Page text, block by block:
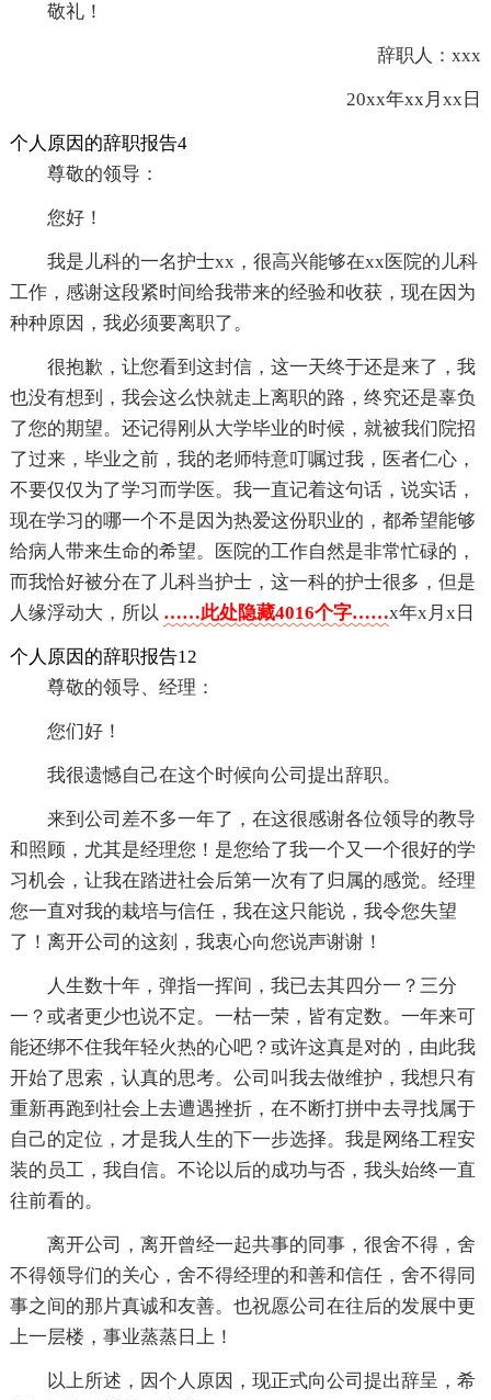
敬礼！
辞职人：xxx
20xx年xx月xx日
个人原因的辞职报告4
尊敬的领导：
您好！
我是儿科的一名护士xx，很高兴能够在xx医院的儿科
工作，感谢这段紧时间给我带来的经验和收获，现在因为
种种原因，我必须要离职了。
很抱歉，让您看到这封信，这一天终于还是来了，我
也没有想到，我会这么快就走上离职的路，终究还是辜负
了您的期望。还记得刚从大学毕业的时候，就被我们院招
了过来，毕业之前，我的老师特意叮嘱过我，医者仁心，
不要仅仅为了学习而学医。我一直记着这句话，说实话，
现在学习的哪一个不是因为热爱这份职业的，都希望能够
给病人带来生命的希望。医院的工作自然是非常忙碌的，
而我恰好被分在了儿科当护士，这一科的护士很多，但是
人缘浮动大，所以 ……此处隐藏4016个字……x年x月x日
个人原因的辞职报告12
尊敬的领导、经理：
您们好！
我很遗憾自己在这个时候向公司提出辞职。
来到公司差不多一年了，在这很感谢各位领导的教导
和照顾，尤其是经理您！是您给了我一个又一个很好的学
习机会，让我在踏进社会后第一次有了归属的感觉。经理
您一直对我的栽培与信任，我在这只能说，我令您失望
了！离开公司的这刻，我衷心向您说声谢谢！
人生数十年，弹指一挥间，我已去其四分一？三分
一？或者更少也说不定。一枯一荣，皆有定数。一年来可
能还绑不住我年轻火热的心吧？或许这真是对的，由此我
开始了思索，认真的思考。公司叫我去做维护，我想只有
重新再跑到社会上去遭遇挫折，在不断打拼中去寻找属于
自己的定位，才是我人生的下一步选择。我是网络工程安
装的员工，我自信。不论以后的成功与否，我头始终一直
往前看的。
离开公司，离开曾经一起共事的同事，很舍不得，舍
不得领导们的关心，舍不得经理的和善和信任，舍不得同
事之间的那片真诚和友善。也祝愿公司在往后的发展中更
上一层楼，事业蒸蒸日上！
以上所述，因个人原因，现正式向公司提出辞呈，希